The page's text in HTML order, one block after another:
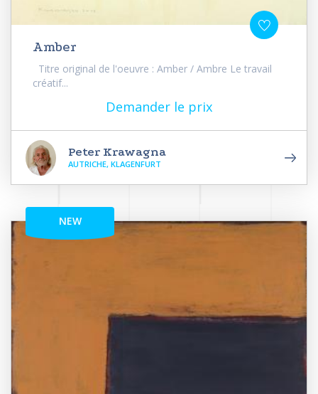
Amber
Titre original de l'oeuvre : Amber / Ambre Le travail
créatif...
Demander le prix
Peter Krawagna
AUTRICHE, KLAGENFURT
NEW